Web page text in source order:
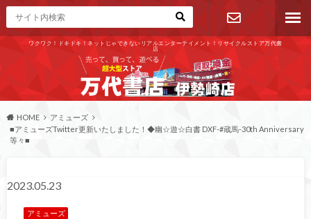
ワクワク！ドキドキ！ネットじゃできないリアルエンターテイメント！リサイクルストア万代書
店
お問い合わ
せ
HOME
アミューズ
■アミューズTwitter更新いたしました！◆幽☆遊☆白書 DXF-#蔵馬-30th Anniversary
等々■
2023.05.23
アミューズ